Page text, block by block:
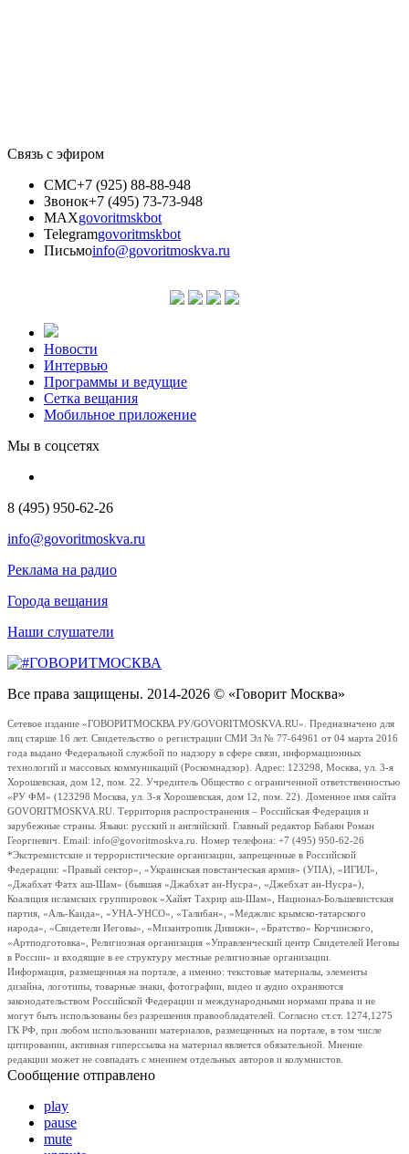
Связь с эфиром
СМС+7 (925) 88-88-948
Звонок+7 (495) 73-73-948
MAXgovoritmskbot
Telegramgovoritmskbot
Письмоinfo@govoritmoskva.ru
Новости
Интервью
Программы и ведущие
Сетка вещания
Мобильное приложение
Мы в соцсетях
8 (495) 950-62-26
info@govoritmoskva.ru
Реклама на радио
Города вещания
Наши слушатели
Все права защищены. 2014-2026 © «Говорит Москва»
Сетевое издание «ГОВОРИТМОСКВА.РУ/GOVORITMOSKVA.RU». Предназначено для
лиц старше 16 лет. Свидетельство о регистрации СМИ Эл № 77-64961 от 04 марта 2016
года выдано Федеральной службой по надзору в сфере связи, информационных
технологий и массовых коммуникаций (Роскомнадзор). Адрес: 123298, Москва, ул. 3-я
Хорошевская, дом 12, пом. 22. Учредитель Общество с ограниченной ответственностью
«РУ ФМ» (123298 Москва, ул. 3-я Хорошевская, дом 12, пом. 22). Доменное имя сайта
GOVORITMOSKVA.RU. Территория распространения – Российская Федерация и
зарубежные страны. Языки: русский и английский. Главный редактор Бабаян Роман
Георгиевич. Email: info@govoritmoskva.ru. Номер телефона: +7 (495) 950-62-26
*Экстремистские и террористические организации, запрещенные в Российской
Федерации: «Правый сектор», «Украинская повстанческая армия» (УПА), «ИГИЛ»,
«Джабхат Фатх аш-Шам» (бывшая «Джабхат ан-Нусра», «Джебхат ан-Нусра»),
Коалиция исламских группировок «Хайят Тахрир аш-Шам», Национал-Большевистская
партия, «Аль-Каида», «УНА-УНСО», «Талибан», «Меджлис крымско-татарского
народа», «Свидетели Иеговы», «Мизантропик Дивижн», «Братство» Корчинского,
«Артподготовка», Религиозная организация «Управленческий центр Свидетелей Иеговы
в России» и входящие в ее структуру местные религиозные организации.
Информация, размещенная на портале, а именно: текстовые материалы, элементы
дизайна, логотипы, товарные знаки, фотографии, видео и аудио охраняются
законодательством Российской Федерации и международными нормами права и не
могут быть использованы без разрешения правообладателей. Согласно ст.ст. 1274,1275
ГК РФ, при любом использовании материалов, размещенных на портале, в том числе
цитировании, активная гиперссылка на материал является обязательной. Мнение
редакции может не совпадать с мнением отдельных авторов и колумнистов.
Сообщение отправлено
play
pause
mute